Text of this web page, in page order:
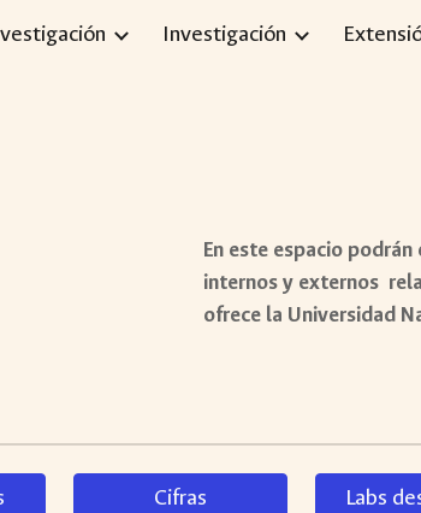
Skip to
Investigación
En este espacio
internos y externos
ofrece la Universidad
Cifras Labs